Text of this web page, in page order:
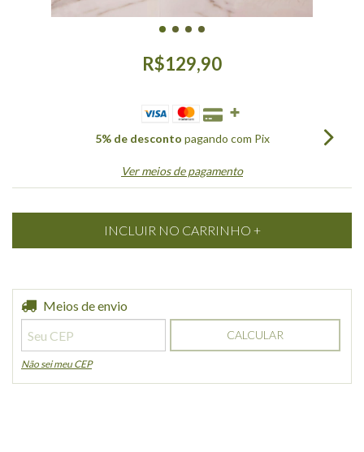
R$129,90
5% de desconto pagando com Pix
Ver meios de pagamento
Entregas para o CEP:
Meios de envio
CALCULAR
Não sei meu CEP